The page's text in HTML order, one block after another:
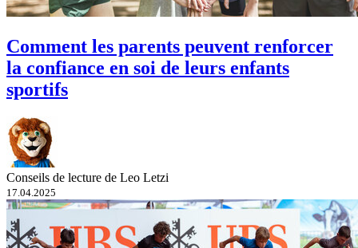
Comment les parents peuvent renforcer
la confiance en soi de leurs enfants
sportifs
Conseils de lecture de Leo Letzi
17.04.2025